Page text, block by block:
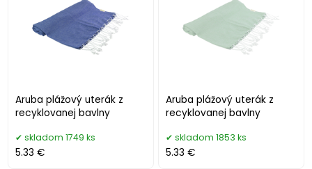
Aruba plážový uterák z
recyklovanej bavlny
skladom 1749 ks
5.33 €
Aruba plážový uterák z
recyklovanej bavlny
skladom 1853 ks
5.33 €